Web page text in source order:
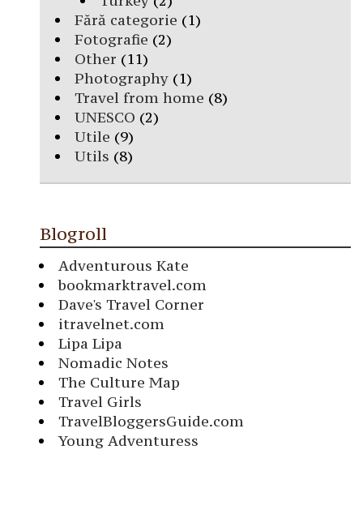
Fără categorie (1)
Fotografie (2)
Other (11)
Photography (1)
Travel from home (8)
UNESCO (2)
Utile (9)
Utils (8)
Blogroll
Adventurous Kate
bookmarktravel.com
Dave's Travel Corner
itravelnet.com
Lipa Lipa
Nomadic Notes
The Culture Map
Travel Girls
TravelBloggersGuide.com
Young Adventuress